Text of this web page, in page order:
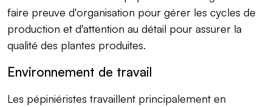
faire preuve d'organisation pour gérer les cycles de
production et d'attention au détail pour assurer la
qualité des plantes produites.
Environnement de travail
Les pépiniéristes travaillent principalement en